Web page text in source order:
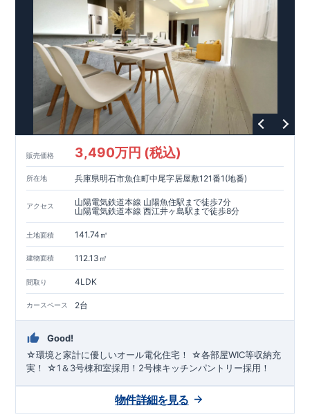
販売価格 3,490万円 (税込)
所在地 兵庫県明石市魚住町中尾字居屋敷121番1(地番)
アクセス
山陽電気鉄道本線 山陽魚住駅まで徒歩7分
山陽電気鉄道本線 西江井ヶ島駅まで徒歩8分
土地面積 141.74㎡
建物面積 112.13㎡
間取り 4LDK
カースペース 2台
Good!
☆環境と家計に優しいオール電化住宅！ ☆各部屋WIC等収納充
実！ ☆1＆3号棟和室採用！2号棟キッチンパントリー採用！
物件詳細を見る